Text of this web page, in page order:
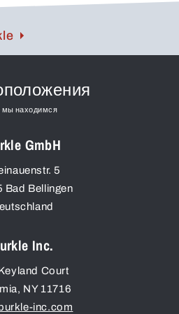
мы находимся
GmbH
5
Bad Bellingen
Inc.
Court
, NY 11716
inc.com